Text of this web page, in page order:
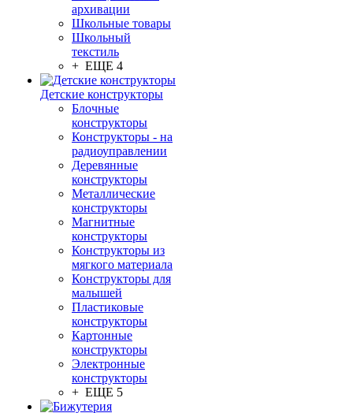
архивации
Школьные товары
Школьный
текстиль
+ ЕЩЕ 4
Детские конструкторы
Блочные
конструкторы
Конструкторы - на
радиоуправлении
Деревянные
конструкторы
Металлические
конструкторы
Магнитные
конструкторы
Конструкторы из
мягкого материала
Конструкторы для
малышей
Пластиковые
конструкторы
Картонные
конструкторы
Электронные
конструкторы
+ ЕЩЕ 5